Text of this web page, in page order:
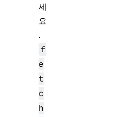
세
요
.
f
e
t
c
h